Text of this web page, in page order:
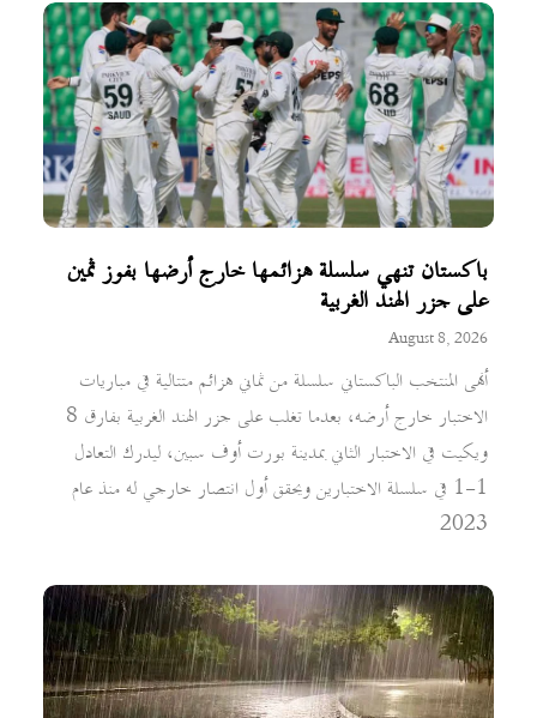
باكستان تنهي سلسلة هزائمها خارج أرضها بفوز ثمين
على جزر الهند الغربية
August 8, 2026
أنهى المنتخب الباكستاني سلسلة من ثماني هزائم متتالية في مباريات
الاختبار خارج أرضه، بعدما تغلب على جزر الهند الغربية بفارق 8
ويكيت في الاختبار الثاني بمدينة بورت أوف سبين، ليدرك التعادل
1-1 في سلسلة الاختبارين ويحقق أول انتصار خارجي له منذ عام
2023